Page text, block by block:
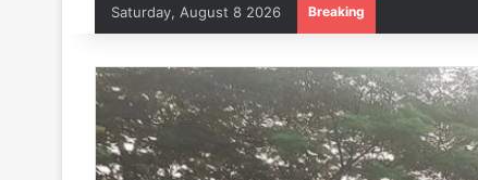
Saturday, August 8 2026 Breaking